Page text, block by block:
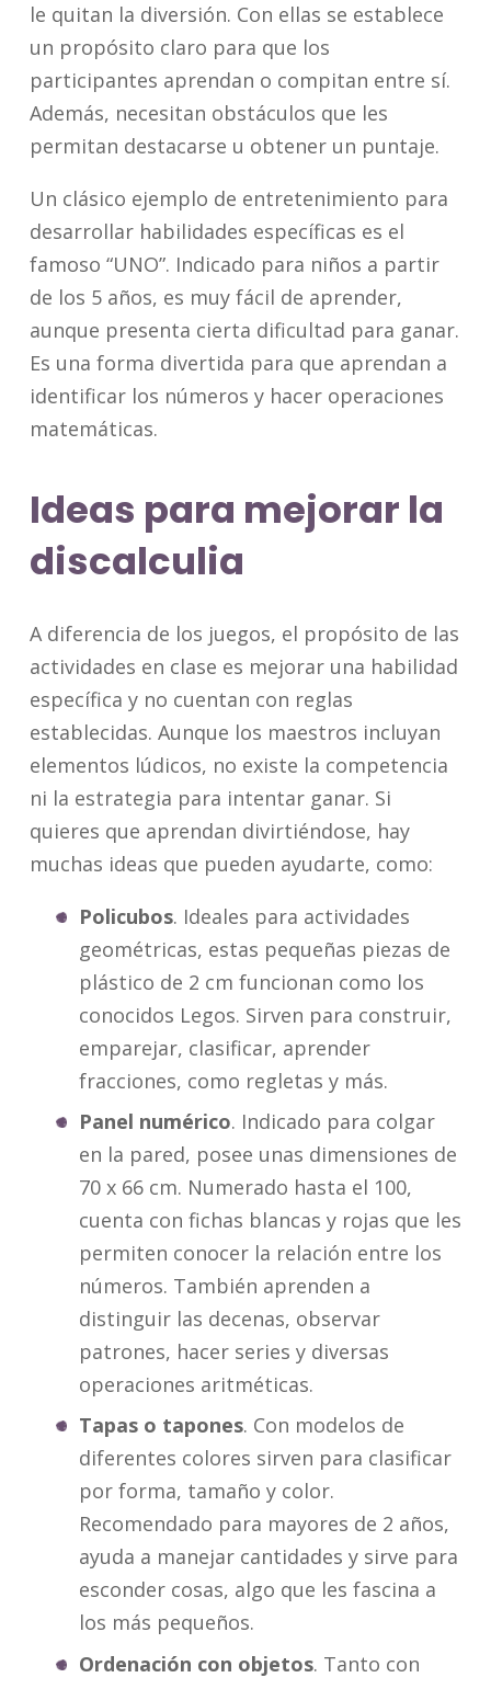
le quitan la diversión. Con ellas se establece
un propósito claro para que los
participantes aprendan o compitan entre sí.
Además, necesitan obstáculos que les
permitan destacarse u obtener un puntaje.
Un clásico ejemplo de entretenimiento para
desarrollar habilidades específicas es el
famoso “UNO”. Indicado para niños a partir
de los 5 años, es muy fácil de aprender,
aunque presenta cierta dificultad para ganar.
Es una forma divertida para que aprendan a
identificar los números y hacer operaciones
matemáticas.
Ideas para mejorar la
discalculia
A diferencia de los juegos, el propósito de las
actividades en clase es mejorar una habilidad
específica y no cuentan con reglas
establecidas. Aunque los maestros incluyan
elementos lúdicos, no existe la competencia
ni la estrategia para intentar ganar. Si
quieres que aprendan divirtiéndose, hay
muchas ideas que pueden ayudarte, como:
Policubos. Ideales para actividades
geométricas, estas pequeñas piezas de
plástico de 2 cm funcionan como los
conocidos Legos. Sirven para construir,
emparejar, clasificar, aprender
fracciones, como regletas y más.
Panel numérico. Indicado para colgar
en la pared, posee unas dimensiones de
70 x 66 cm. Numerado hasta el 100,
cuenta con fichas blancas y rojas que les
permiten conocer la relación entre los
números. También aprenden a
distinguir las decenas, observar
patrones, hacer series y diversas
operaciones aritméticas.
Tapas o tapones. Con modelos de
diferentes colores sirven para clasificar
por forma, tamaño y color.
Recomendado para mayores de 2 años,
ayuda a manejar cantidades y sirve para
esconder cosas, algo que les fascina a
los más pequeños.
Ordenación con objetos. Tanto con